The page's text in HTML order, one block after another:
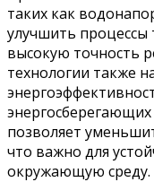
таких как
улучшить процессы
высокую точность
технологии также
позволяет
что важно для
окружающую среду.